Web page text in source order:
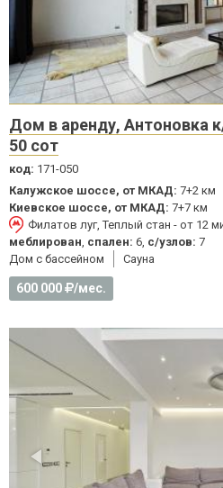
Дом в аренду, Антоновка
50 сот
код: 171-050
Калужское шоссе, от МКАД: 7+2 км
Киевское шоссе, от МКАД: 7+7 км
Филатов луг, Теплый стан - от 12
меблирован спален: 6, с/узлов: 7
Дом с бассейном
Cауна
600 000 /мес.